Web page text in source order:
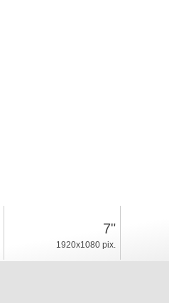
7"
1920x1080 pix.